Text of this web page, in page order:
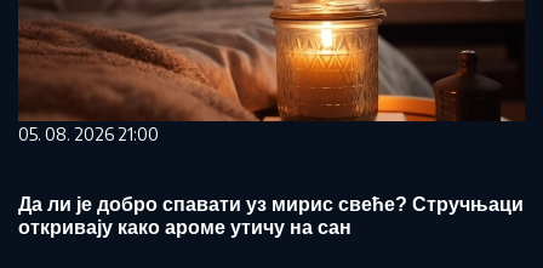
05. 08. 2026 21:00
Да ли је добро спавати уз мирис свеће? Стручњаци
откривају како ароме утичу на сан